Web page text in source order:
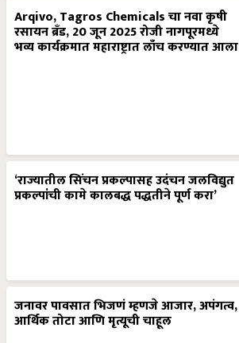
Arqivo, Tagros Chemicals चा नवा कृषी
रसायन ब्रँड, 20 जून 2025 रोजी नागपूरमध्ये
भव्य कार्यक्रमात महाराष्ट्रात लाँच करण्यात आला
‘राज्यातील सिंचन प्रकल्पासह उदंचन जलविद्युत
प्रकल्पांची कामे कालबद्ध पद्धतीने पूर्ण करा’
जनावर पावसात भिजणं म्हणजे आजार, अपंगत्व,
आर्थिक तोटा आणि मृत्यूची चाहूल